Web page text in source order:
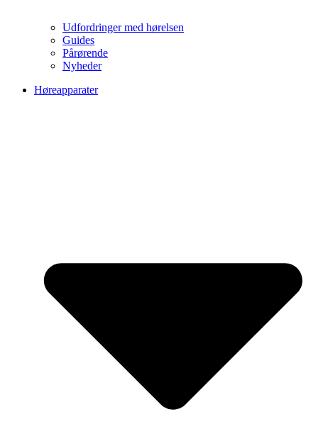
Udfordringer med hørelsen
Guides
Pårørende
Nyheder
Høreapparater